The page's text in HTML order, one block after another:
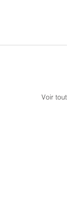
Voir tout